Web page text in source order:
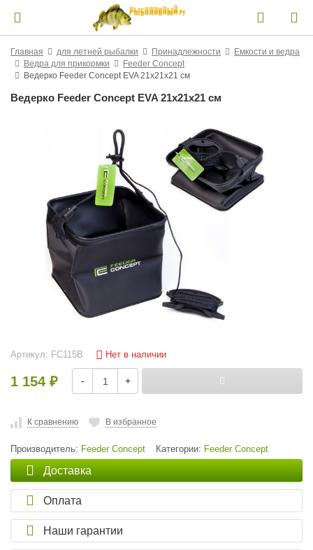
Главная для летней рыбалки Принадлежности
Емкости и ведра
Ведра для прикормки
Feeder Concept
Ведерко Feeder Concept EVA 21x21x21 см
Ведерко Feeder Concept EVA 21x21x21 см
Артикул: FC115B Нет в наличии
1 154 ₽ - +
К сравнению В избранное
Производитель: Feeder Concept Категории: Feeder Concept
Доставка
Оплата
Наши гарантии